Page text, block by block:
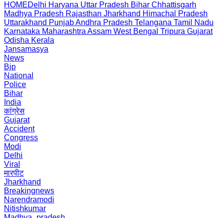
HOMEDelhi Haryana Uttar Pradesh Bihar Chhattisgarh
Madhya Pradesh Rajasthan Jharkhand Himachal Pradesh
Uttarakhand PunjabAndhra Pradesh Telangana Tamil Nadu
Karnataka Maharashtra Assam West Bengal Tripura Gujarat
Odisha Kerala
Jansamasya
News
Bjp
National
Police
Bihar
India
कांग्रेस
Gujarat
Accident
Congress
Modi
Delhi
Viral
मारपीट
Jharkhand
Breakingnews
Narendramodi
Nitishkumar